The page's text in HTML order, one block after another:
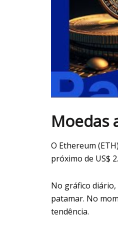
Moedas
O Ethereum
próximo de US$
No gráfico diário,
patamar. No
tendência.